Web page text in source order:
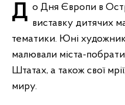
До Дня Європи в Острозі презентували виставку дитячих
тематики. Юні
малювали міста-
Штатах, а також свої
миру.